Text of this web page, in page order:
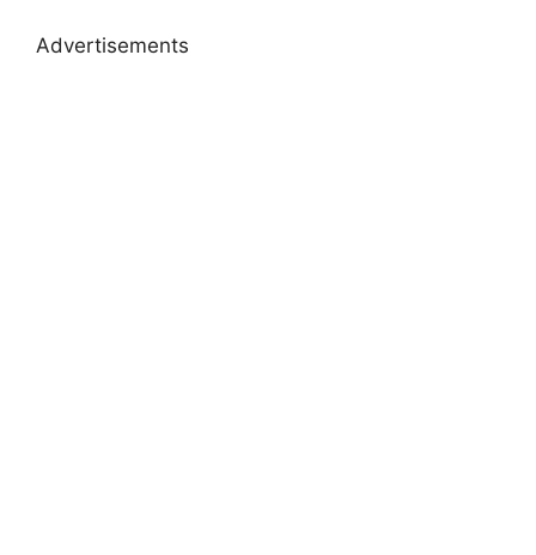
Advertisements